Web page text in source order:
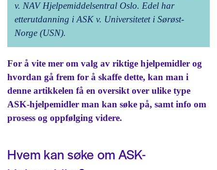
v. NAV Hjelpemiddelsentral Oslo. Edel har
etterutdanning i ASK v. Universitetet i Sørøst-
Norge (USN).
For å vite mer om valg av riktige hjelpemidler og
hvordan gå frem for å skaffe dette, kan man i
denne artikkelen få en oversikt over ulike type
ASK-hjelpemidler man kan søke på, samt info om
prosess og oppfølging videre.
Hvem kan søke om ASK-